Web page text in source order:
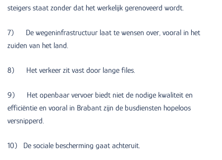
steigers staat zonder dat het werkelijk gerenoveerd wordt.
7) De wegeninfrastructuur laat te wensen over, vooral in het
zuiden van het land.
8) Het verkeer zit vast door lange files.
9) Het openbaar vervoer biedt niet de nodige kwaliteit en
efficiëntie en vooral in Brabant zijn de busdiensten hopeloos
versnipperd.
10) De sociale bescherming gaat achteruit.